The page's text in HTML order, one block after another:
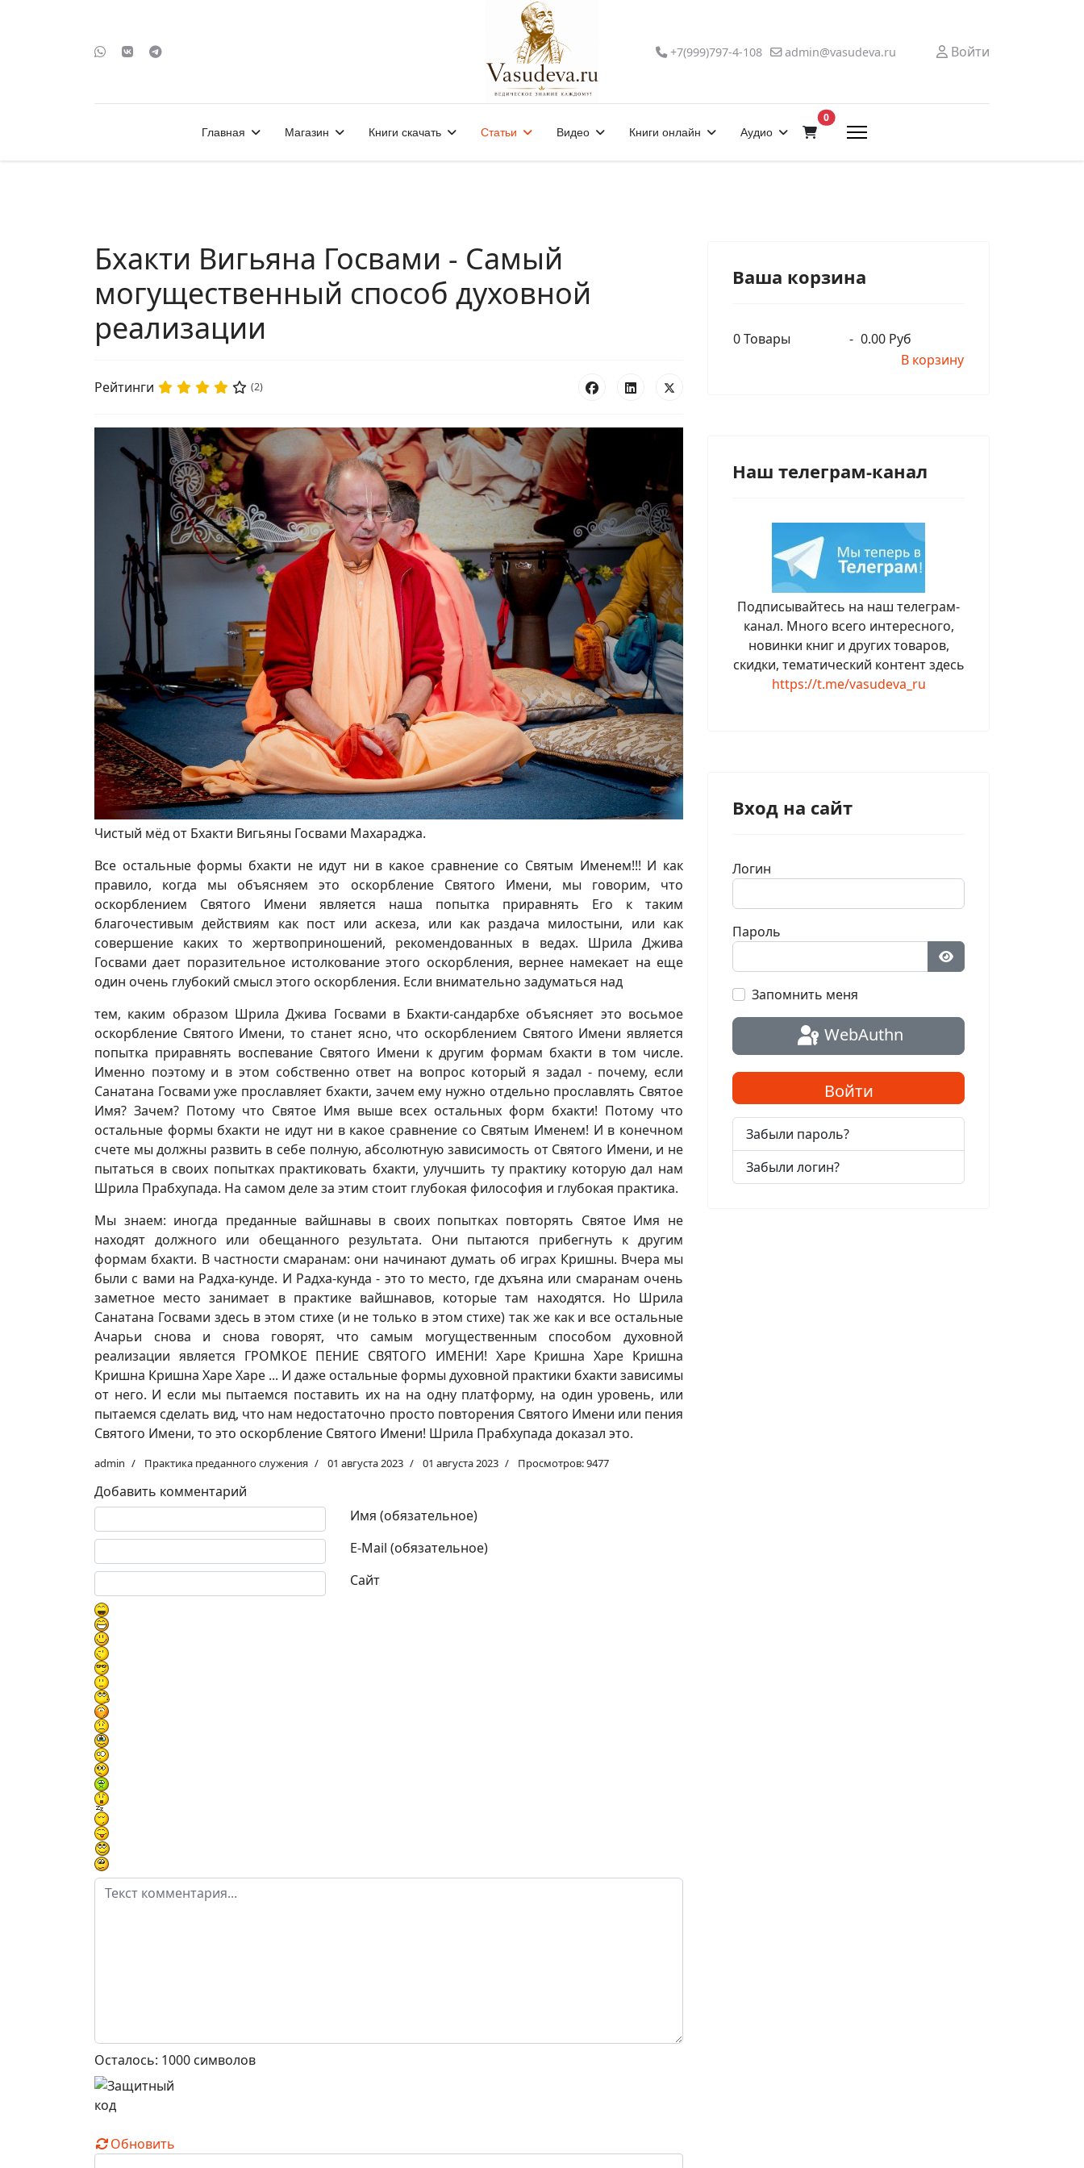
+7(999)797-4-108 admin@vasudeva.ru Войти
Главная Магазин Книги скачать Статьи Видео Книги онлайн Аудио
0В корзину
Бхакти Вигьяна Госвами - Самый
могущественный способ духовной
реализации
Рейтинги (2)
Чистый мёд от Бхакти Вигьяны Госвами Махараджа.
Все остальные формы бхакти не идут ни в какое сравнение со Святым Именем!!! И как
правило, когда мы объясняем это оскорбление Святого Имени, мы говорим, что
оскорблением Святого Имени является наша попытка приравнять Его к таким
благочестивым действиям как пост или аскеза, или как раздача милостыни, или как
совершение каких то жертвоприношений, рекомендованных в ведах. Шрила Джива
Госвами дает поразительное истолкование этого оскорбления, вернее намекает на еще
один очень глубокий смысл этого оскорбления. Если внимательно задуматься над
тем, каким образом Шрила Джива Госвами в Бхакти-сандарбхе объясняет это восьмое
оскорбление Святого Имени, то станет ясно, что оскорблением Святого Имени является
попытка приравнять воспевание Святого Имени к другим формам бхакти в том числе.
Именно поэтому и в этом собственно ответ на вопрос который я задал - почему, если
Санатана Госвами уже прославляет бхакти, зачем ему нужно отдельно прославлять Святое
Имя? Зачем? Потому что Святое Имя выше всех остальных форм бхакти! Потому что
остальные формы бхакти не идут ни в какое сравнение со Святым Именем! И в конечном
счете мы должны развить в себе полную, абсолютную зависимость от Святого Имени, и не
пытаться в своих попытках практиковать бхакти, улучшить ту практику которую дал нам
Шрила Прабхупада. На самом деле за этим стоит глубокая философия и глубокая практика.
Мы знаем: иногда преданные вайшнавы в своих попытках повторять Святое Имя не
находят должного или обещанного результата. Они пытаются прибегнуть к другим
формам бхакти. В частности смаранам: они начинают думать об играх Кришны. Вчера мы
были с вами на Радха-кунде. И Радха-кунда - это то место, где дхъяна или смаранам очень
заметное место занимает в практике вайшнавов, которые там находятся. Но Шрила
Санатана Госвами здесь в этом стихе (и не только в этом стихе) так же как и все остальные
Ачарьи снова и снова говорят, что самым могущественным способом духовной
реализации является ГРОМКОЕ ПЕНИЕ СВЯТОГО ИМЕНИ! Харе Кришна Харе Кришна
Кришна Кришна Харе Харе ... И даже остальные формы духовной практики бхакти зависимы
от него. И если мы пытаемся поставить их на на одну платформу, на один уровень, или
пытаемся сделать вид, что нам недостаточно просто повторения Святого Имени или пения
Святого Имени, то это оскорбление Святого Имени! Шрила Прабхупада доказал это.
admin Практика преданного служения 01 августа 2023 01 августа 2023 Просмотров: 9477
Добавить комментарий
Имя (обязательное)
E-Mail (обязательное)
Сайт
Текст комментария
Осталось: 1000 символов
Обновить
Ваша корзина
0Товары - 0.00 Руб
В корзину
Наш телеграм-канал
Подписывайтесь на наш телеграм-
канал. Много всего интересного,
новинки книг и других товаров,
скидки, тематический контент здесь
https://t.me/vasudeva_ru
Вход на сайт
Логин
Пароль
Показать пароль
Запомнить меня
WebAuthn
Войти
Забыли пароль?
Забыли логин?